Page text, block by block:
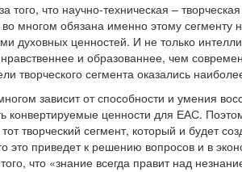
что научно-техническая –
многом обязана именно этому сегменту
духовных ценностей. И не только
и образованнее, чем
творческого сегмента оказались
зависит от способности и умения
ценности для ЕАС.
творческий сегмент, который и будет
это приведет к решению вопросов и в
что «знание всегда правит над